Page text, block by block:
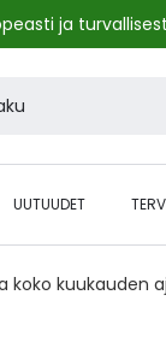
ja
UUTUUDET
koko